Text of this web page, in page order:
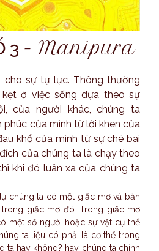
3 - Manipura
cho sự tự lực. Thông thường
ở việc sống dựa theo sự
của người khác, chúng ta
phúc của mình từ lời khen của
khổ của mình từ sự chê bai
của chúng ta là chạy theo
khi đó luân xa của chúng ta
chúng ta có một giấc mơ và bản
trong giấc mơ đó. Trong giấc mơ
một số người hoặc sự vật cụ thể
ta liệu có phải là cơ thể trong
ta hay không? hay chúng ta chính